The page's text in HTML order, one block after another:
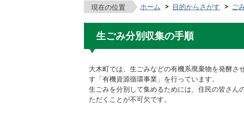
現在の位置 ホーム 目的からさがす ご
生ごみ分別収集の手順
大木町では、生ごみなどの有機系廃棄物を発酵さ
す「有機資源循環事業」を行っています。
生ごみを分別して集めるためには、住民の皆さ
ただくことが不可欠です。